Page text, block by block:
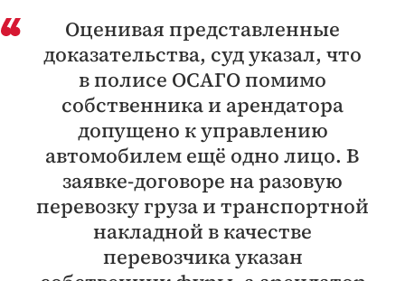
Оценивая представленные
доказательства, суд указал, что
в полисе ОСАГО помимо
собственника и арендатора
допущено к управлению
автомобилем ещё одно лицо. В
заявке-договоре на разовую
перевозку груза и транспортной
накладной в качестве
перевозчика указан